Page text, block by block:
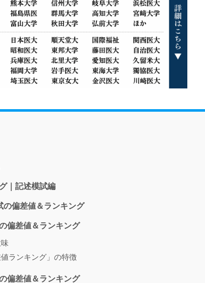
｜記述模試編
偏差値＆ランキング
偏差値＆ランキング
ランキング」の特徴
偏差値＆ランキング